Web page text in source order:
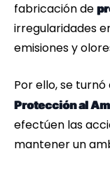
fabricación de
irregularidades
emisiones y
Por ello, se
Protección al
efectúen las
mantener un